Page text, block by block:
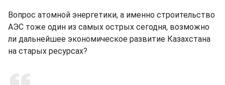
Вопрос атомной энергетики, а именно строительство
АЭС тоже один из самых острых сегодня, возможно
ли дальнейшее экономическое развитие Казахстана
на старых ресурсах?